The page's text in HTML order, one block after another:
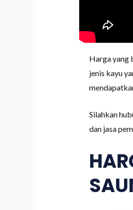
Harga yang
jenis kayu
Silahkan
dan jasa